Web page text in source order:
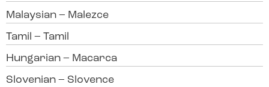
Malaysian – Malezce
Tamil – Tamil
Hungarian – Macarca
Slovenian – Slovence